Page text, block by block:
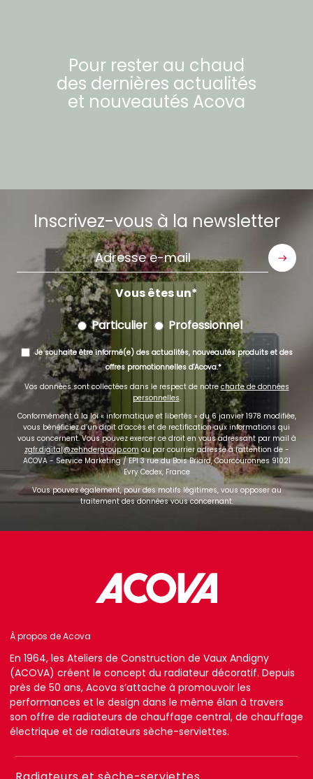
Pour rester au chaud
des dernières actualités
et nouveautés Acova
Inscrivez-vous à la newsletter
Adresse
e-
mail
Vous êtes un
Particulier
Professionnel
Je souhaite être informé(e) des actualités, nouveautés produits et des
offres promotionnelles d'Acova.
Vos données sont collectées dans le respect de notre charte de données
personnelles.
Conformément à la loi « informatique et libertés » du 6 janvier 1978 modifiée,
vous bénéficiez d’un droit d’accès et de rectification aux informations qui
vous concernent. Vous pouvez exercer ce droit en vous adressant par mail à
zgfr.digital@zehndergroup.com ou par courrier adressé à l'attention de -
ACOVA - Service Marketing / EPI 3 rue du Bois Briard, Courcouronnes 91021
Evry Cedex, France
Vous pouvez également, pour des motifs légitimes, vous opposer au
traitement des données vous concernant.
À propos de Acova
En 1964, les Ateliers de Construction de Vaux Andigny
(ACOVA) créent le concept du radiateur décoratif. Depuis
près de 50 ans, Acova s’attache à promouvoir les
performances et le design dans le même élan à travers
son offre de radiateurs de chauffage central, de chauffage
électrique et de radiateurs sèche-serviettes.